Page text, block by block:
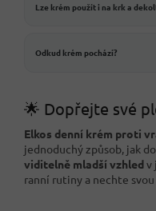
Lze krém použít i na krk a
Odkud krém pochází?
🌟 Dopřejte své
Elkos denní krém proti
jednoduchý způsob, jak
viditelně mladší vzhledv
ranní rutiny a nechte